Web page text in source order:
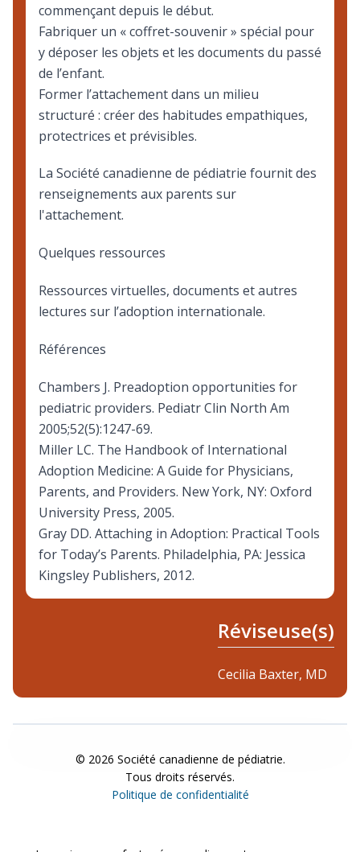
commençant depuis le début.
Fabriquer un « coffret-souvenir » spécial pour
y déposer les objets et les documents du passé
de l’enfant.
Former l’attachement dans un milieu
structuré : créer des habitudes empathiques,
protectrices et prévisibles.
La Société canadienne de pédiatrie fournitdes
renseignements aux parents sur
l'attachement.
Quelques ressources
Ressources virtuelles, documents et autres
lectures sur l’adoption internationale.
Références
Chambers J. Preadoption opportunities for
pediatric providers. Pediatr Clin North Am
2005;52(5):1247-69.
Miller LC. The Handbook of International
Adoption Medicine: A Guide for Physicians,
Parents, and Providers. New York, NY: Oxford
University Press, 2005.
Gray DD. Attaching in Adoption: Practical Tools
for Today’s Parents. Philadelphia, PA: Jessica
Kingsley Publishers, 2012.
Réviseuse(s)
Cecilia Baxter, MD
© 2026 Société canadienne de pédiatrie.
Tous droits réservés.
Politique de confidentialité